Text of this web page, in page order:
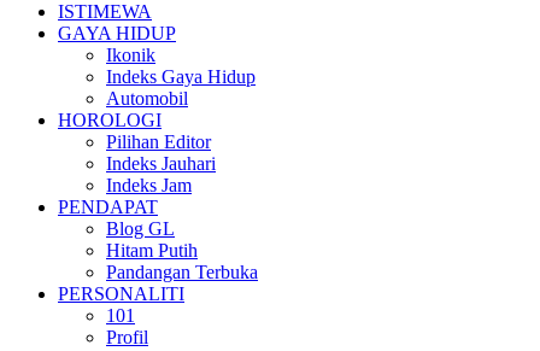
ISTIMEWA
GAYA HIDUP
Ikonik
Indeks Gaya Hidup
Automobil
HOROLOGI
Pilihan Editor
Indeks Jauhari
Indeks Jam
PENDAPAT
Blog GL
Hitam Putih
Pandangan Terbuka
PERSONALITI
101
Profil